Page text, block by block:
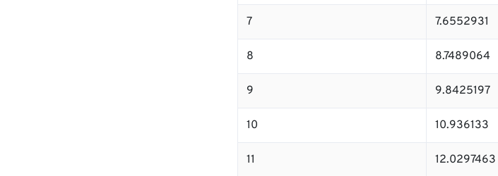
7 7.6552931
8 8.7489064
9 9.8425197
10 10.936133
11 12.0297463